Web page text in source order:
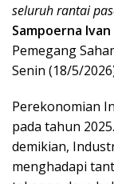
seluruh rantai
Sampoerna Ivan
Pemegang
Senin (18/5/
Perekonomian
pada tahun
demikian,
menghadapi